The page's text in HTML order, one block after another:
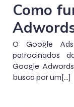
Como
O Google
patrocinados
Google
busca por um[…]